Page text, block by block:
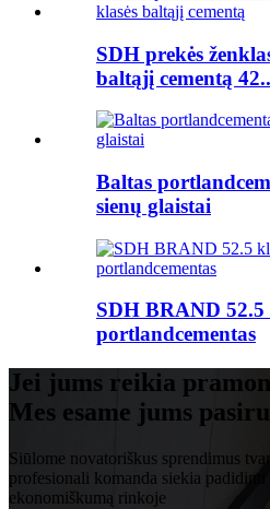
SDH prekės
baltąjį cementą
Baltas
sienų glaistai
SDH BRAND 52.5
portlandcementas
Jei jums reikia
Mes esame jums
Siūlome novatoriškus sprendimus
profesionali komanda siekia
ekonomiškumą rinkoje